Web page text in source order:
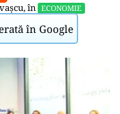
, în ECONOMIE
în Google